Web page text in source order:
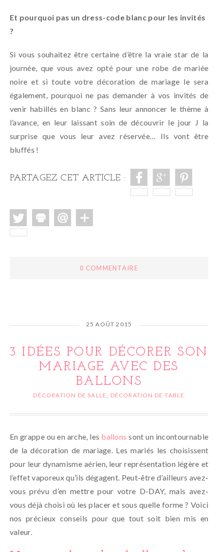
Et pourquoi pas un dress-code blanc pour les invités
?
Si vous souhaitez être certaine d’être la vraie star de la
journée, que vous avez opté pour une robe de mariée
noire et si toute votre décoration de mariage le sera
également, pourquoi ne pas demander à vos invités de
venir habillés en blanc ? Sans leur annoncer le thème à
l’avance, en leur laissant soin de découvrir le jour J la
surprise que vous leur avez réservée… Ils vont être
bluffés !
PARTAGEZ CET ARTICLE :
0 COMMENTAIRE
25 AOÛT 2015
3 IDÉES POUR DÉCORER SON
MARIAGE AVEC DES
BALLONS
DÉCORATION DE SALLE DÉCORATION DE TABLE
En grappe ou en arche, les ballonssont un incontournable
de la décoration de mariage. Les mariés les choisissent
pour leur dynamisme aérien, leur représentation légère et
l’effet vaporeux qu’ils dégagent. Peut-être d’ailleurs avez-
vous prévu d’en mettre pour votre D-DAY, mais avez-
vous déjà choisi où les placer et sous quelle forme ? Voici
nos précieux conseils pour que tout soit bien mis en
valeur.